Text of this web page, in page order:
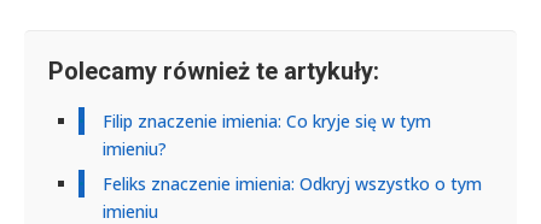
Polecamy również te artykuły:
Filip znaczenie imienia: Co kryje się w tym
imieniu?
Feliks znaczenie imienia: Odkryj wszystko o tym
imieniu